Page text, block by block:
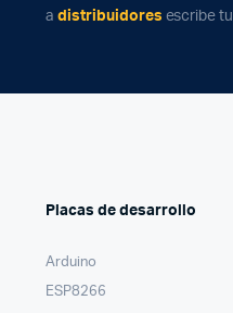
a distribuidores escribe
Placas de desarrollo
Arduino
ESP8266